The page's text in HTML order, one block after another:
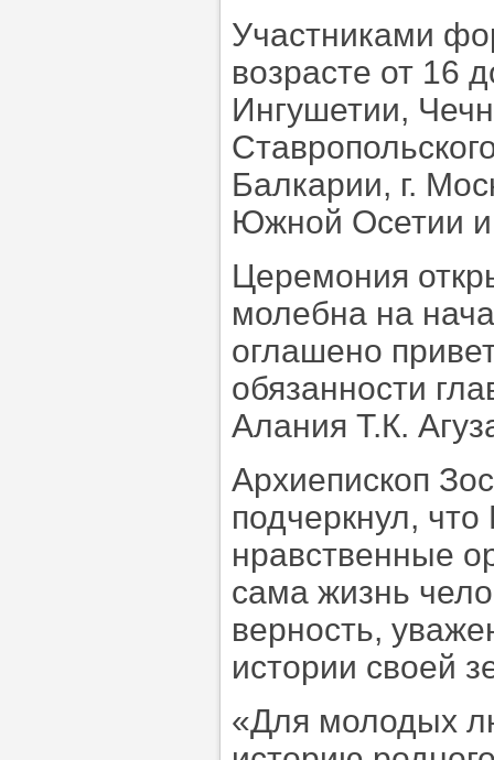
Участниками
возрасте от 16
Ингушетии,
Балкарии, г.
Южной Осетии
Церемония
молебна на
оглашено
обязанности
Алания Т.К.
Архиепископ
подчеркнул,
нравственные
сама жизнь
верность,
истории своей
«Для молодых